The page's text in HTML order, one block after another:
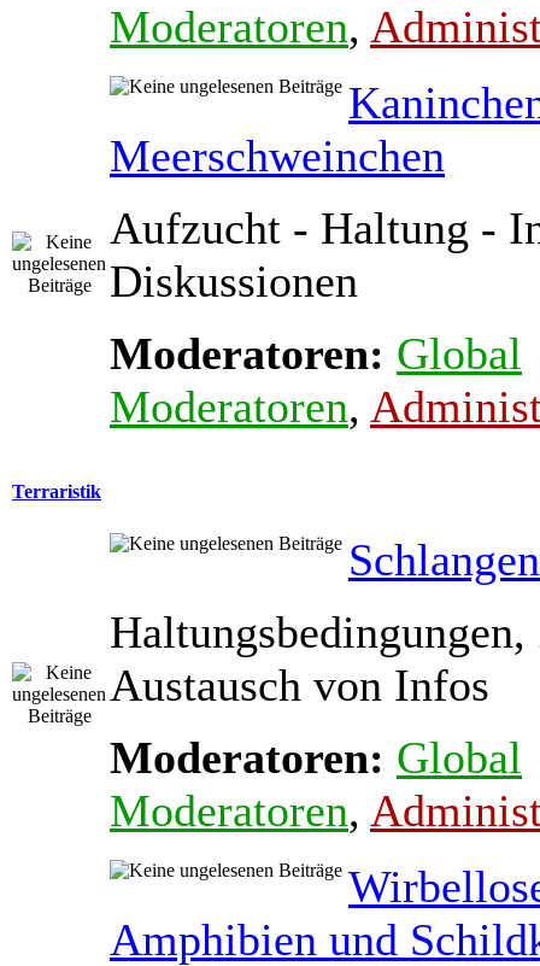
Moderatoren,
Meerschweinchen
Aufzucht - Haltung -
Diskussionen
Moderatoren: Global
Moderatoren,
Terraristik
Austausch von Infos
Moderatoren: Global
Moderatoren,
Amphibien und